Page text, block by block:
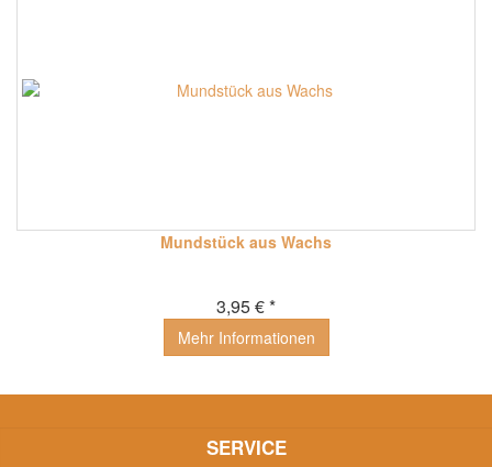
Mundstück aus Wachs
3,95 € *
Mehr Informationen
SERVICE